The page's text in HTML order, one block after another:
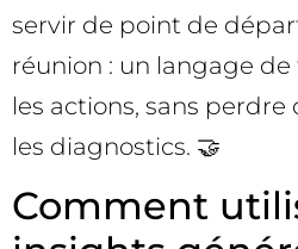
servir de point de
réunion : un langage
les actions, sans
les diagnostics. 🤝
Comment